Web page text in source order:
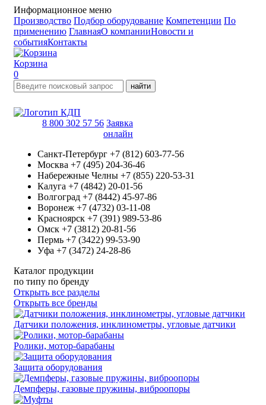
Информационное меню
Производство Подбор оборудование Компетенции По
применению ГлавнаяО компанииНовости и
событияКонтакты
Корзина
0
найти
8 800 302 57 56 Заявка
онлайн
Санкт-Петербург +7 (812) 603-77-56
Москва +7 (495) 204-36-46
Набережные Челны +7 (855) 220-53-31
Калуга +7 (4842) 20-01-56
Волгоград +7 (8442) 45-97-86
Воронеж +7 (4732) 03-11-08
Красноярск +7 (391) 989-53-86
Омск +7 (3812) 20-81-56
Пермь +7 (3422) 99-53-90
Уфа +7 (3472) 24-28-86
Каталог продукции
по типу по бренду
Открыть все разделы
Открыть все бренды
Датчики положения, инклинометры, угловые датчики
Ролики, мотор-барабаны
Защита оборудования
Демпферы, газовые пружины, виброопоры